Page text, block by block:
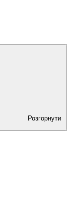
Розгорнути